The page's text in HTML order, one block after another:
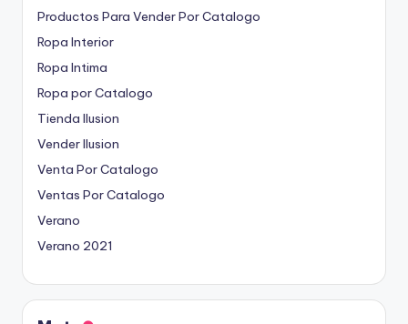
Productos Para Vender Por Catalogo
Ropa Interior
Ropa Intima
Ropa por Catalogo
Tienda Ilusion
Vender Ilusion
Venta Por Catalogo
Ventas Por Catalogo
Verano
Verano 2021